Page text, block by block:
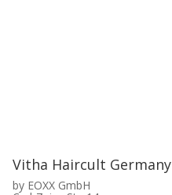
Vitha Haircult Germany
by EOXX GmbH